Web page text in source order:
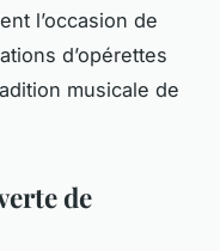
l’occasion de
d’opérettes
musicale de
de